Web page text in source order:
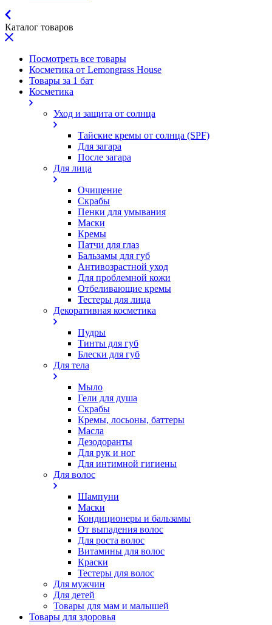
Каталог товаров
Посмотреть все товары
Косметика от Lemongrass House
Товары за 1 бат
Косметика
Уход и защита от солнца
Тайские кремы от солнца (SPF)
Для загара
После загара
Для лица
Очищение
Скрабы
Пенки для умывания
Маски
Кремы
Патчи для глаз
Бальзамы для губ
Антивозрастной уход
Для проблемной кожи
Oтбеливающие кремы
Тестеры для лица
Декоративная косметика
Пудры
Тинты для губ
Блески для губ
Для тела
Мыло
Гели для душа
Скрабы
Кремы, лосьоны, баттеры
Масла
Дезодоранты
Для рук и ног
Для интимной гигиены
Для волос
Шампуни
Маски
Кондиционеры и бальзамы
От выпадения волос
Для роста волос
Витамины для волос
Краски
Тестеры для волос
Для мужчин
Для детей
Товары для мам и малышей
Товары для здоровья